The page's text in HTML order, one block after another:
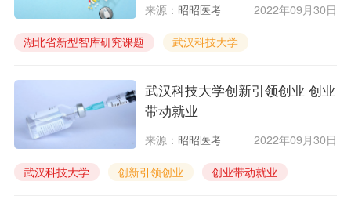
来源： 昭昭医考 2022年09月30日
湖北省新型智库研究课题 武汉科技大学
武汉科技大学创新引领创业 创业
带动就业
来源： 昭昭医考 2022年09月30日
武汉科技大学 创新引领创业 创业带动就业